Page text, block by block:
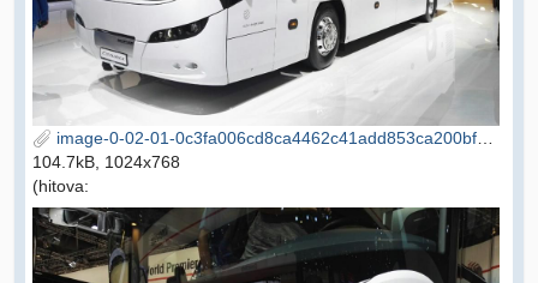
image-0-02-01-0c3fa006cd8ca4462c41add853ca200bf5d3870e6884386d755bd20ccd190d42-V.jpg
104.7kB, 1024x768
(hitova: